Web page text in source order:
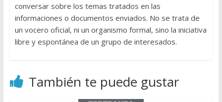
conversar sobre los temas tratados en las
informaciones o documentos enviados. No se trata de
un vocero oficial, ni un organismo formal, sino la iniciativa
libre y espontánea de un grupo de interesados.
También te puede gustar